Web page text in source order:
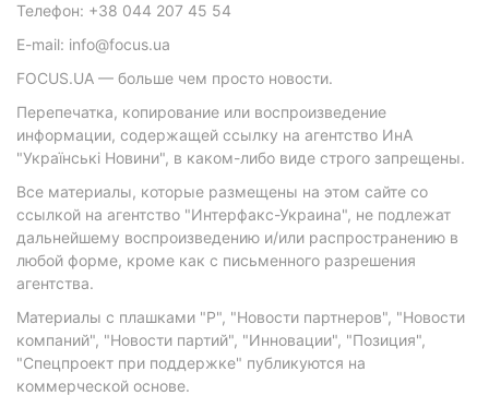
Телефон: +38 044 207 45 54
E-mail: info@focus.ua
FOCUS.UA — больше чем просто новости.
Перепечатка, копирование или воспроизведение
информации, содержащей ссылку на агентство ИнА
"Українські Новини", в каком-либо виде строго запрещены.
Все материалы, которые размещены на этом сайте со
ссылкой на агентство "Интерфакс-Украина", не подлежат
дальнейшему воспроизведению и/или распространению в
любой форме, кроме как с письменного разрешения
агентства.
Материалы с плашками "Р", "Новости партнеров", "Новости
компаний", "Новости партий", "Инновации", "Позиция",
"Спецпроект при поддержке" публикуются на
коммерческой основе.